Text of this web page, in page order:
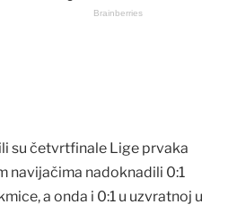
su četvrtfinale Lige prvaka
navijačima nadoknadili 0:1
a onda i 0:1 u uzvratnoj u